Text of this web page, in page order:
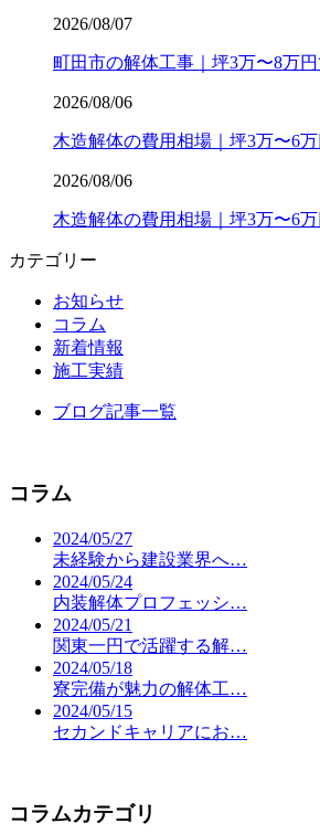
2026/08/07
町田市の解体工事｜坪3万〜8万
2026/08/06
木造解体の費用相場｜坪3万〜6
2026/08/06
木造解体の費用相場｜坪3万〜6
カテゴリー
お知らせ
コラム
新着情報
施工実績
ブログ記事一覧
コラム
2024/05/27
未経験から建設業界へ…
2024/05/24
内装解体プロフェッシ…
2024/05/21
関東一円で活躍する解…
2024/05/18
寮完備が魅力の解体工…
2024/05/15
セカンドキャリアにお…
コラムカテゴリ